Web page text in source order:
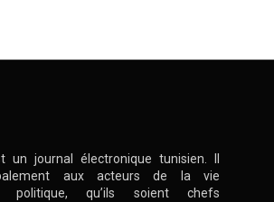
un journal électronique tunisien. Il
aux acteurs de la vie
politique, qu’ils soient chefs